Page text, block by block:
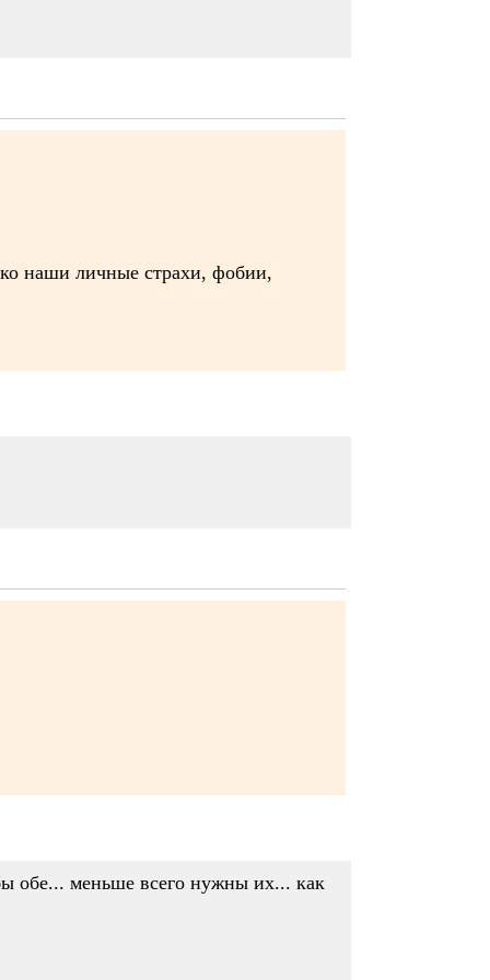
наши личные страхи, фобии,
обе... меньше всего нужны их... как